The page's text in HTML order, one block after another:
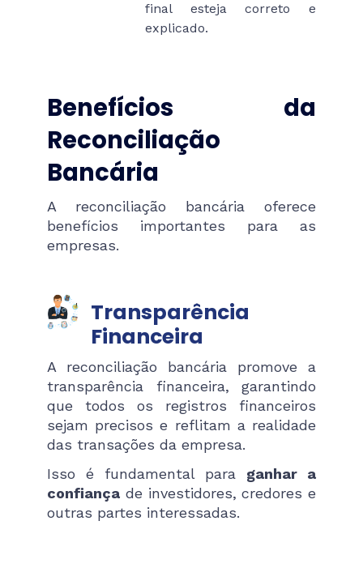
final esteja correto e
explicado.
Benefícios da
Reconciliação
Bancária
A reconciliação bancária oferece
benefícios importantes para as
empresas.
Transparência
Financeira
A reconciliação bancária promove a
transparência financeira, garantindo
que todos os registros financeiros
sejam precisos e reflitam a realidade
das transações da empresa.
Isso é fundamental para ganhar a
confiança de investidores, credores e
outras partes interessadas.